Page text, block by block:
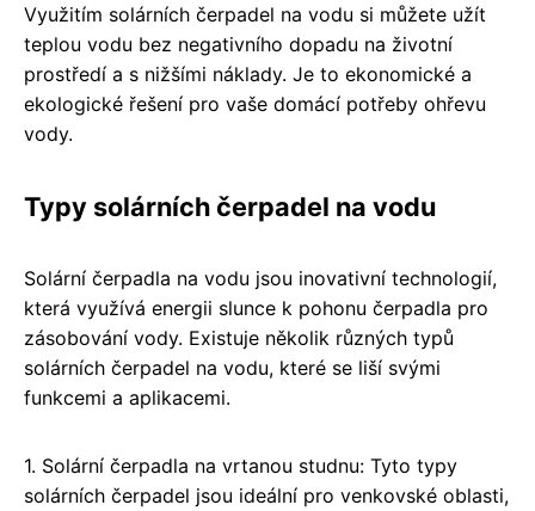
Využitím solárních čerpadel na vodu si můžete užít
teplou vodu bez negativního dopadu na životní
prostředí a s nižšími náklady. Je to ekonomické a
ekologické řešení pro vaše domácí potřeby ohřevu
vody.
Typy solárních čerpadel na vodu
Solární čerpadla na vodu jsou inovativní technologií,
která využívá energii slunce k pohonu čerpadla pro
zásobování vody. Existuje několik různých typů
solárních čerpadel na vodu, které se liší svými
funkcemi a aplikacemi.
1. Solární čerpadla na vrtanou studnu: Tyto typy
solárních čerpadel jsou ideální pro venkovské oblasti,